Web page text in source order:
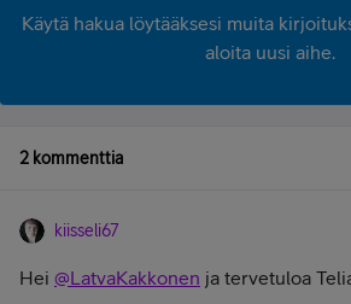
Käytä hakua löytääksesi muita
aloita uusi aihe.
2 kommenttia
kiisseli67
Hei @LatvaKakkonen ja tervetuloa